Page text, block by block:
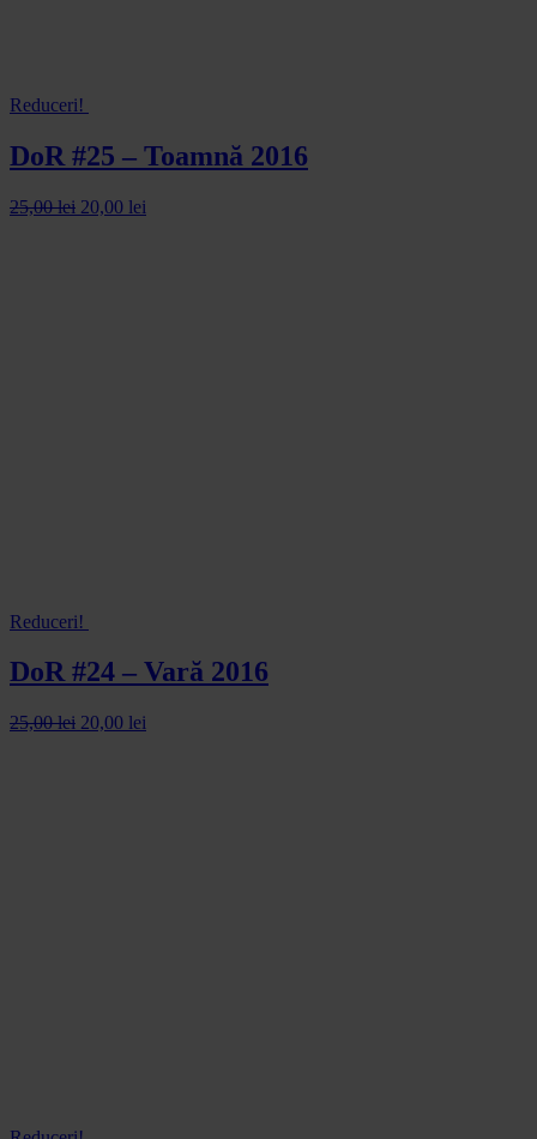
Reduceri!
DoR #25 – Toamnă 2016
25,00lei 20,00 lei
Reduceri!
DoR #24 – Vară 2016
25,00lei 20,00 lei